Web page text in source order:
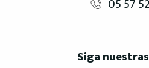
05 57
Siga